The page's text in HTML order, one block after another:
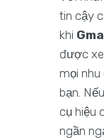
tin cậy
khi
được
mọi
bạn.
cụ hiệu
ngần